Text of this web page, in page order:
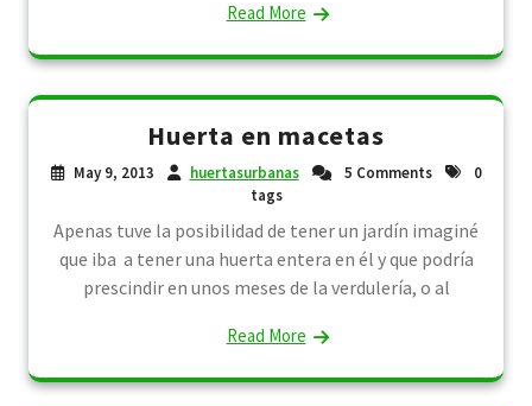
Read More
Huerta en macetas
May 9, 2013 huertasurbanas 5 Comments
0
tags
Apenas tuve la posibilidad de tener un jardín imaginé
que iba a tener una huerta entera en él y que podría
prescindir en unos meses de la verdulería, o al
Read More